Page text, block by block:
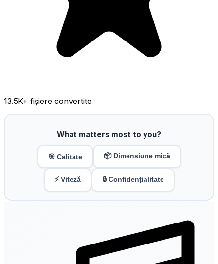
13.5K+ fișiere convertite
What matters most to you?
🎯 Calitate 📦 Dimensiune mică
⚡ Viteză 🔒 Confidențialitate